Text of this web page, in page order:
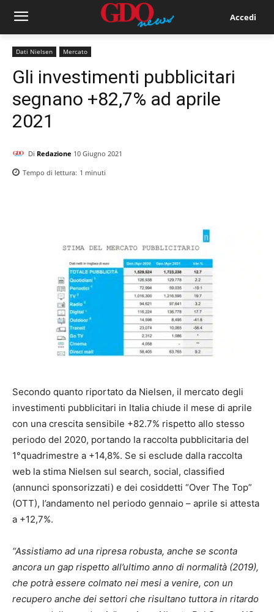
Accedi
Dati Nielsen Mercato
Gli investimenti pubblicitari
segnano +82,7% ad aprile
2021
Di Redazione 10 Giugno 2021
Tempo di lettura: 1 minuti
Secondo quanto riportato da Nielsen, il mercato degli
investimenti pubblicitari in Italia chiude il mese di aprile
con una crescita sensibile +82.7% rispetto allo stesso
periodo del 2020, portando la raccolta pubblicitaria del
1°quadrimestre a +14,8%. Se si esclude dalla raccolta
web la stima Nielsen sul search, social, classified
(annunci sponsorizzati) e dei cosiddetti “Over The Top”
(OTT), l’andamento nel periodo gennaio – aprile si attesta
a +12,7%.
“Assistiamo ad una ripresa robusta, anche se sconta
ancora un gap rispetto all’ultimo anno di normalità (2019),
che potrà essere colmato nei mesi a venire, con un
recupero anche dei settori che risultano tuttora in ritardo